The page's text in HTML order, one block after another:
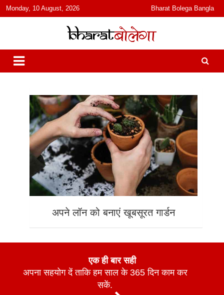
content
Monday, 10 August, 2026 Bharat Bolega Bangla
भारत बोलेगा
हिंदी में समाचार, विचार, ऑडियो, वीडियो और फ़ीचर. भारत बोलेगा हिंदी न्यूज़ वेबसाइट
India: News, Views, Info, Trends & Podcast I जानकारी भी समझदारी भी
और पॉडकास्ट
अपने लॉन को बनाएं खूबसूरत गार्डन
एक ही बार सही
अपना सहयोग दें ताकि हम साल के 365 दिन काम कर
सकें.